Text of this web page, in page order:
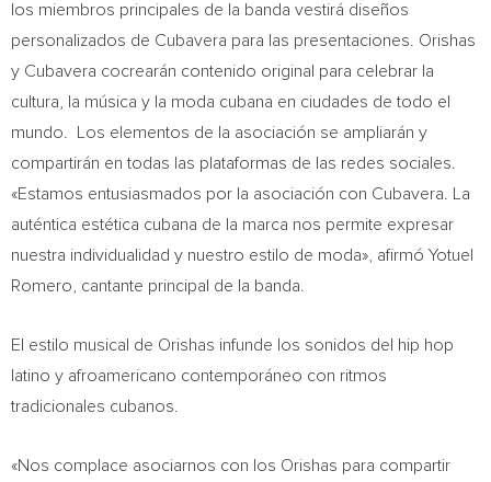
los miembros principales de la banda vestirá diseños
personalizados de Cubavera para las presentaciones. Orishas
y Cubavera cocrearán contenido original para celebrar la
cultura, la música y la moda cubana en ciudades de todo el
mundo. Los elementos de la asociación se ampliarán y
compartirán en todas las plataformas de las redes sociales.
«Estamos entusiasmados por la asociación con Cubavera. La
auténtica estética cubana de la marca nos permite expresar
nuestra individualidad y nuestro estilo de moda», afirmó Yotuel
Romero, cantante principal de la banda.
El estilo musical de Orishas infunde los sonidos del hip hop
latino y afroamericano contemporáneo con ritmos
tradicionales cubanos.
«Nos complace asociarnos con los Orishas para compartir